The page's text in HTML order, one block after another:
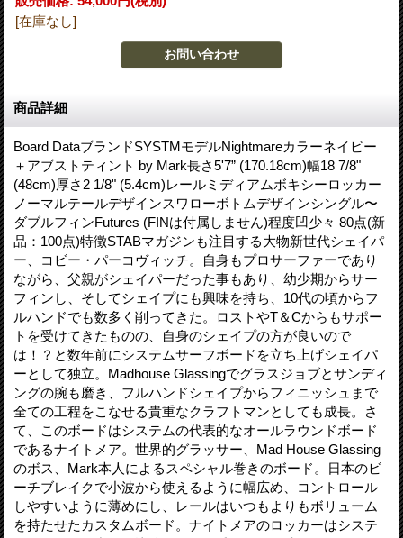
[在庫なし]
商品詳細
Board DataブランドSYSTMモデルNightmareカラーネイビー
＋アブストティント by Mark長さ5'7” (170.18cm)幅18 7/8"
(48cm)厚さ2 1/8" (5.4cm)レールミディアムボキシーロッカー
ノーマルテールデザインスワローボトムデザインシングル〜
ダブルフィンFutures (FINは付属しません)程度凹少々 80点(新
品：100点)特徴STABマガジンも注目する大物新世代シェイパ
ー、コビー・パーコヴィッチ。自身もプロサーファーであり
ながら、父親がシェイパーだった事もあり、幼少期からサー
フィンし、そしてシェイプにも興味を持ち、10代の頃からフ
ルハンドでも数多く削ってきた。ロストやT＆Cからもサポー
トを受けてきたものの、自身のシェイプの方が良いので
は！？と数年前にシステムサーフボードを立ち上げシェイパ
ーとして独立。Madhouse Glassingでグラスジョブとサンディ
ングの腕も磨き、フルハンドシェイプからフィニッシュまで
全ての工程をこなせる貴重なクラフトマンとしても成長。さ
て、このボードはシステムの代表的なオールラウンドボード
であるナイトメア。世界的グラッサー、Mad House Glassing
のボス、Mark本人によるスペシャル巻きのボード。日本のビ
ーチブレイクで小波から使えるように幅広め、コントロール
しやすいように薄めにし、レールはいつもよりもボリューム
を持たせたカスタムボード。ナイトメアのロッカーはシステ